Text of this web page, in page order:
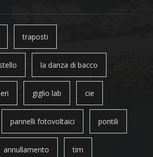
traposti
la danza di bacco
giglio lab cie
pannelli fotovoltaici pontili
annullamento tim